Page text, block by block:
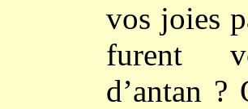
vos joies
furent
d’antan